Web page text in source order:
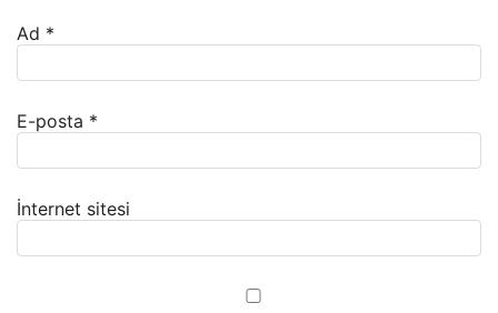
Ad *
E-posta *
İnternet sitesi